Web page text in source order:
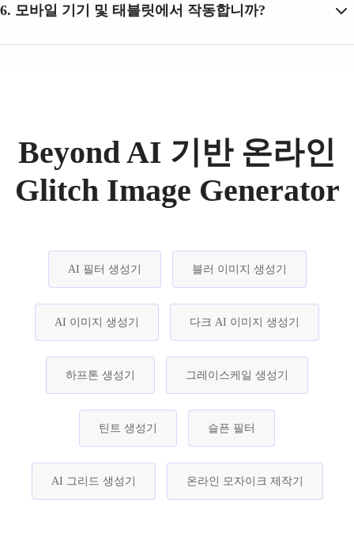
6. 모바일 기기 및 태블릿에서 작동합니까?
Beyond AI 기반 온라인
Glitch Image Generator
AI 필터 생성기 블러 이미지 생성기
AI 이미지 생성기 다크 AI 이미지 생성기
하프톤 생성기 그레이스케일 생성기
틴트 생성기 슬픈 필터
AI 그리드 생성기 온라인 모자이크 제작기